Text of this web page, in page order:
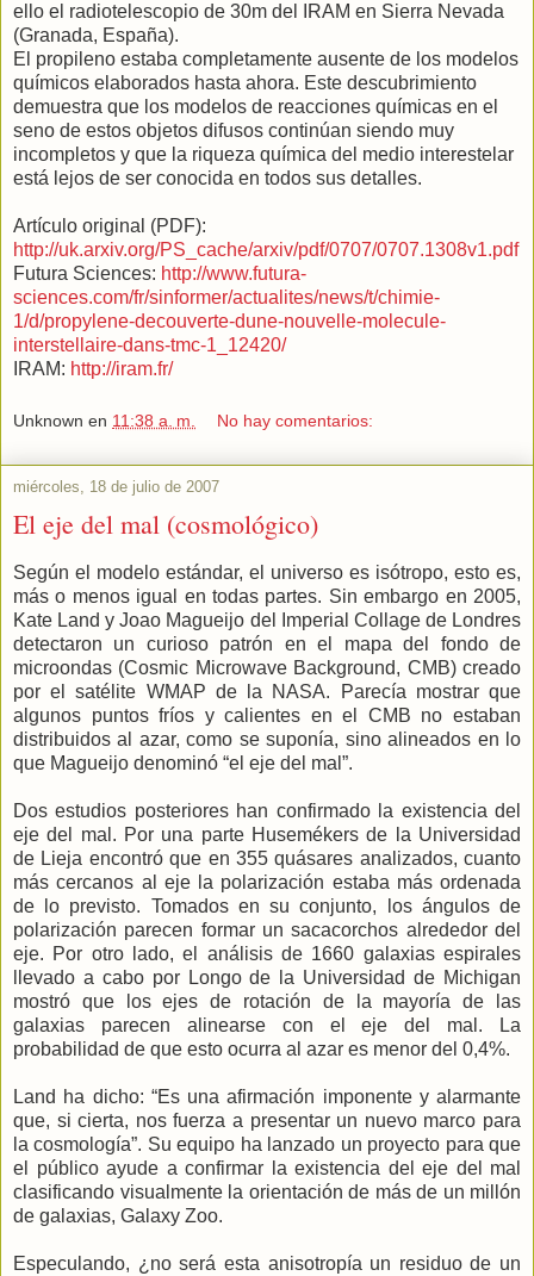
ello el radiotelescopio de 30m del IRAM en Sierra Nevada
(Granada, España).
El propileno estaba completamente ausente de los modelos
químicos elaborados hasta ahora. Este descubrimiento
demuestra que los modelos de reacciones químicas en el
seno de estos objetos difusos continúan siendo muy
incompletos y que la riqueza química del medio interestelar
está lejos de ser conocida en todos sus detalles.
Artículo original (PDF):
http://uk.arxiv.org/PS_cache/arxiv/pdf/0707/0707.1308v1.pdf
Futura Sciences: http://www.futura-
sciences.com/fr/sinformer/actualites/news/t/chimie-
1/d/propylene-decouverte-dune-nouvelle-molecule-
interstellaire-dans-tmc-1_12420/
IRAM: http://iram.fr/
Unknown en 11:38 a. m. No hay comentarios:
miércoles, 18 de julio de 2007
El eje del mal (cosmológico)
Según el modelo estándar, el universo es isótropo, esto es,
más o menos igual en todas partes. Sin embargo en 2005,
Kate Land y Joao Magueijo del Imperial Collage de Londres
detectaron un curioso patrón en el mapa del fondo de
microondas (Cosmic Microwave Background, CMB) creado
por el satélite WMAP de la NASA. Parecía mostrar que
algunos puntos fríos y calientes en el CMB no estaban
distribuidos al azar, como se suponía, sino alineados en lo
que Magueijo denominó “el eje del mal”.
Dos estudios posteriores han confirmado la existencia del
eje del mal. Por una parte Husemékers de la Universidad
de Lieja encontró que en 355 quásares analizados, cuanto
más cercanos al eje la polarización estaba más ordenada
de lo previsto. Tomados en su conjunto, los ángulos de
polarización parecen formar un sacacorchos alrededor del
eje. Por otro lado, el análisis de 1660 galaxias espirales
llevado a cabo por Longo de la Universidad de Michigan
mostró que los ejes de rotación de la mayoría de las
galaxias parecen alinearse con el eje del mal. La
probabilidad de que esto ocurra al azar es menor del 0,4%.
Land ha dicho: “Es una afirmación imponente y alarmante
que, si cierta, nos fuerza a presentar un nuevo marco para
la cosmología”. Su equipo ha lanzado un proyecto para que
el público ayude a confirmar la existencia del eje del mal
clasificando visualmente la orientación de más de un millón
de galaxias, Galaxy Zoo.
Especulando, ¿no será esta anisotropía un residuo de un